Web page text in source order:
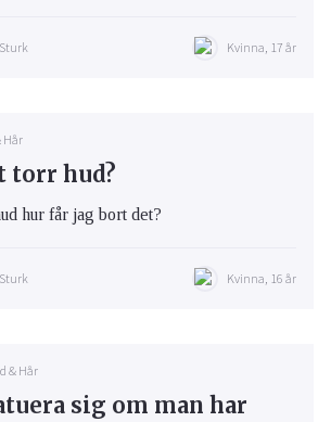
Kvinna, 17 år
Hår
torr hud?
hur får jag bort det?
Kvinna, 16 år
& Hår
sig om man har